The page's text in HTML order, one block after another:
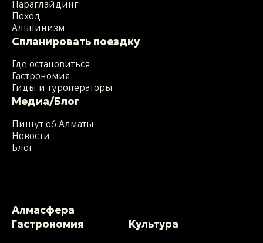
Параглайдинг
Поход
Альпинизм
Спланировать поездку
Где остановиться
Гастрономия
Гиды и туроператоры
Медиа/Блог
Пишут об Алматы
Новости
Блог
Алмасфера
Гастрономия
Культура